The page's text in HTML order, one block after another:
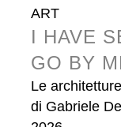
ART
I HAVE
GO BY
Le
di Gabriele